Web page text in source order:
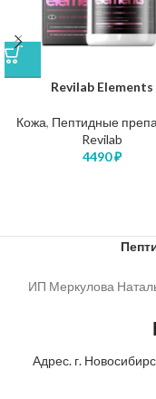
Revilab Elements
Кожа, Пептидные
Revilab
4490₽
ИП Меркулова
Адрес. г.